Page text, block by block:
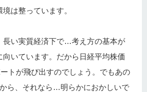
は整っています。
長い実質経済下で…考え方の基本が
いています。だから日経平均株価
トが飛び出すのでしょう。でもあの
ら、それなら…明らかにおかしいで